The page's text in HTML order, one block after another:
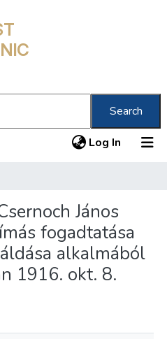
Search
Log In (current)
János
fogadtatása
alkalmából
1916. okt. 8.